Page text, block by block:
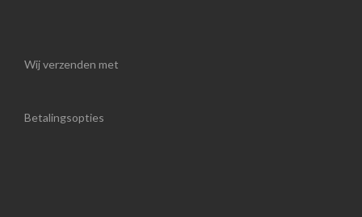
Wij verzenden met
Betalingsopties